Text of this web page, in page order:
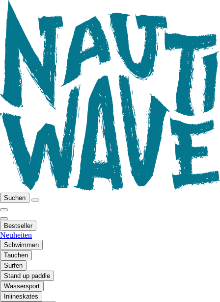
Suchen
Bestseller
Neuheiten
Schwimmen
Tauchen
Surfen
Stand up paddle
Wassersport
Inlineskates